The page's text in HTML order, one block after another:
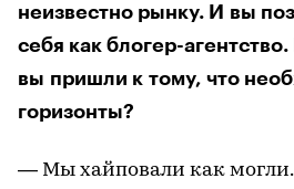
неизвестно рынку. И вы
себя как блогер-
вы пришли к тому, что
горизонты?
— Мы хайповали как